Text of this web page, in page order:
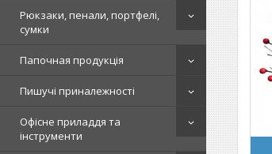
Рюкзаки, пенали, портфелі,
сумки
Папочная продукція
Пишучі приналежності
Офісне приладдя та
інструменти